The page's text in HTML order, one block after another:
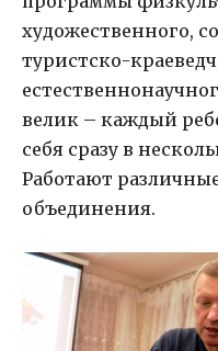
художественного,
туристско-
велик – каждый
себя сразу в
Работают
объединения.